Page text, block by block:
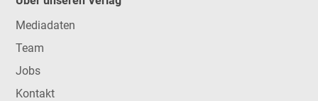
Mediadaten
Team
Jobs
Kontakt